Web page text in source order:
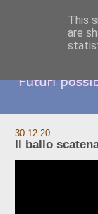
30.12.20
Il ballo
This
are